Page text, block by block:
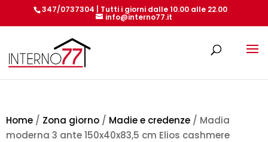
347/0737304 | Tutti i giorni dalle 10.00 alle 22.00
info@interno77.it
Home / Zona giorno / Madie e credenze / Madia
moderna 3 ante 150x40x83,5 cm Elios cashmere